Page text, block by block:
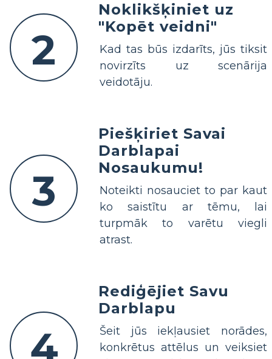
2
Noklikšķiniet uz
"Kopēt veidni"
Kad tas būs izdarīts, jūs tiksit
novirzīts uz scenārija
veidotāju.
3
Piešķiriet Savai
Darblapai
Nosaukumu!
Noteikti nosauciet to par kaut
ko saistītu ar tēmu, lai
turpmāk to varētu viegli
atrast.
4
Rediģējiet Savu
Darblapu
Šeit jūs iekļausiet norādes,
konkrētus attēlus un veiksiet